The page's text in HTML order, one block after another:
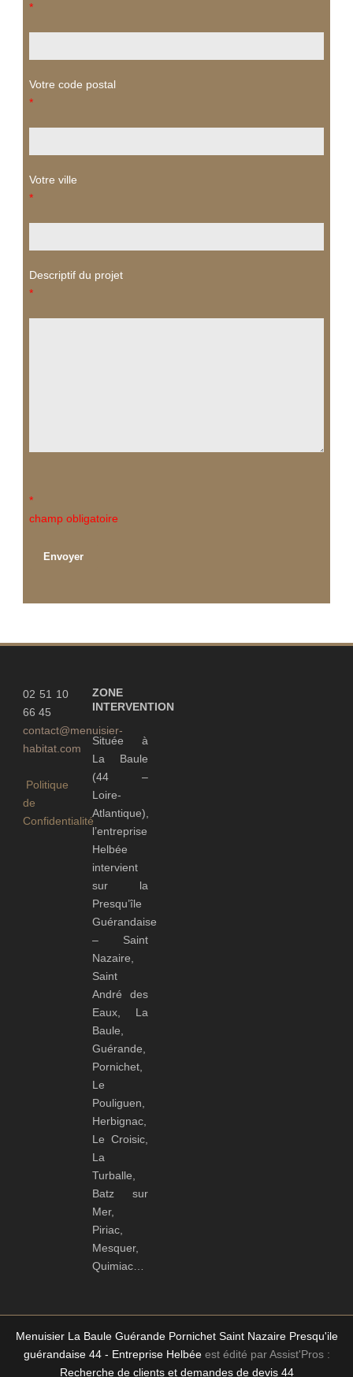
*
Votre code postal
*
Votre ville
*
Descriptif du projet
*
*
champ obligatoire
02 51 10
66 45
contact@menuisier-
habitat.com
Politique
de
Confidentialité
ZONE
INTERVENTION
Située à
La Baule
(44 –
Loire-
Atlantique),
l’entreprise
Helbée
intervient
sur la
Presqu’île
Guérandaise
– Saint
Nazaire,
Saint
André des
Eaux, La
Baule,
Guérande,
Pornichet,
Le
Pouliguen,
Herbignac,
Le Croisic,
La
Turballe,
Batz sur
Mer,
Piriac,
Mesquer,
Quimiac…
Menuisier La Baule Guérande Pornichet Saint Nazaire Presqu'ile
guérandaise 44 - Entreprise Helbéeest édité par Assist'Pros :
Recherche de clients et demandes de devis 44